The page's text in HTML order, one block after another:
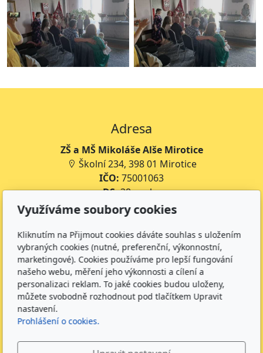
Adresa
ZŠ a MŠ Mikoláše Alše Mirotice
Školní 234, 398 01 Mirotice
IČO: 75001063
DS:38rmpke
Číslo účtu školy:35-643227399/0800
Číslo účtu jídelny:
Kontakt
+420 734 316 620 - Ředitel školy
+420 733 539 322 - Zástupce ředitele pro předškolní
vzdělávání
+420 733 539 324 - Školní jídelna
info@zsmirotice.cz
Využíváme soubory cookies
Kliknutím na Přijmout cookies dáváte souhlas s uložením
vybraných cookies (nutné, preferenční, výkonnostní,
marketingové). Cookies používáme pro lepší fungování
našeho webu, měření jeho výkonnosti a cílení a
personalizaci reklam. To jaké cookies budou uloženy,
můžete svobodně rozhodnout pod tlačítkem Upravit
nastavení.
Prohlášení o cookies.